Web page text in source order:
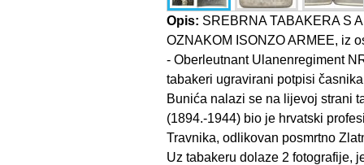
Opis: SREBRNA TABAKERA S
OZNAKOM ISONZO ARMEE, iz
- Oberleutnant Ulanenregiment
tabakeri ugravirani potpisi
Bunića nalazi se na lijevoj strani
(1894.-1944) bio je hrvatski
Travnika, odlikovan posmrtno
Uz tabakeru dolaze 2 fotografije,